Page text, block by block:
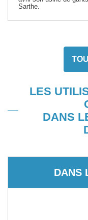
Sarthe.
LES
DANS
DANS